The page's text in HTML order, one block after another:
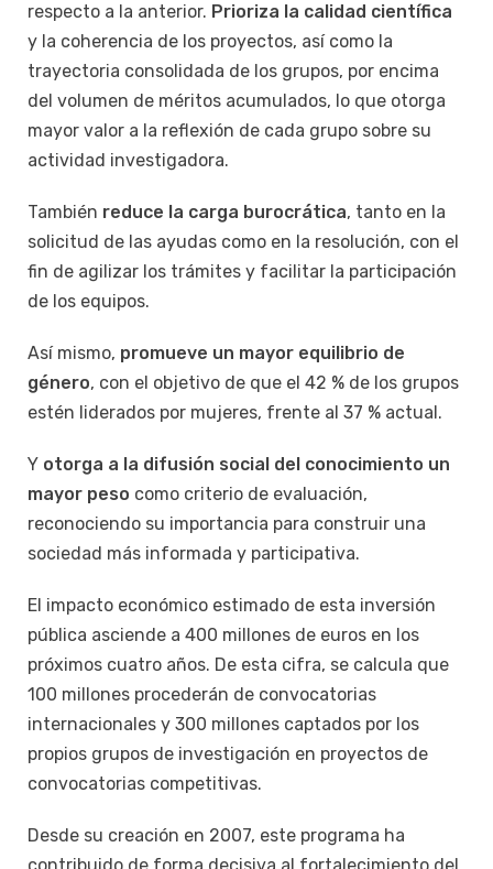
respecto a la anterior. Prioriza la calidad científica
y la coherencia de los proyectos, así como la
trayectoria consolidada de los grupos, por encima
del volumen de méritos acumulados, lo que otorga
mayor valor a la reflexión de cada grupo sobre su
actividad investigadora.
También reduce la carga burocrática, tanto en la
solicitud de las ayudas como en la resolución, con el
fin de agilizar los trámites y facilitar la participación
de los equipos.
Así mismo, promueve un mayor equilibrio de
género, con el objetivo de que el 42 % de los grupos
estén liderados por mujeres, frente al 37 % actual.
Y otorga a la difusión social del conocimiento un
mayor peso como criterio de evaluación,
reconociendo su importancia para construir una
sociedad más informada y participativa.
El impacto económico estimado de esta inversión
pública asciende a 400 millones de euros en los
próximos cuatro años. De esta cifra, se calcula que
100 millones procederán de convocatorias
internacionales y 300 millones captados por los
propios grupos de investigación en proyectos de
convocatorias competitivas.
Desde su creación en 2007, este programa ha